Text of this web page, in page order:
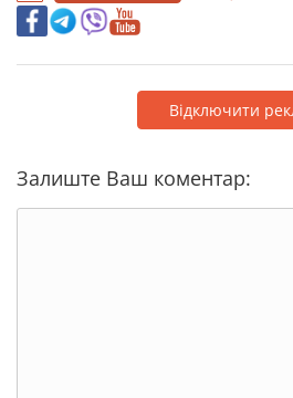
Відключити
Залиште Ваш коментар: